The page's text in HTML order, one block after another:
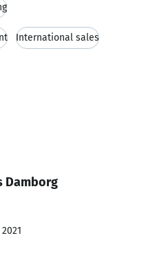
International sales
Damborg